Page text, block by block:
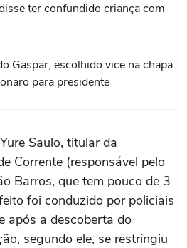
ter confundido criança com
Gaspar, escolhido vice na chapa
para presidente
Saulo, titular da
Corrente (responsável pelo
Barros, que tem pouco de 3
foi conduzido por policiais
após a descoberta do
segundo ele, se restringiu